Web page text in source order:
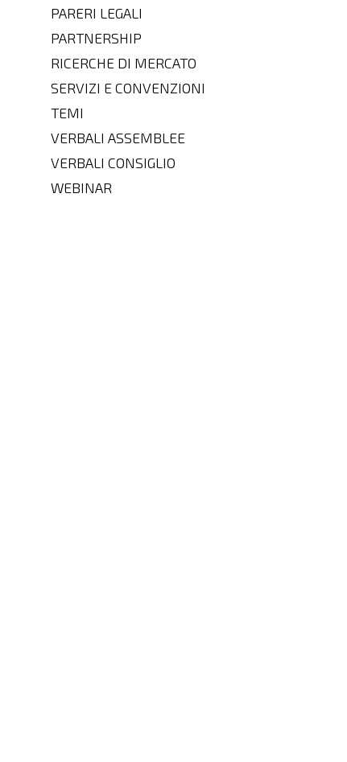
PARERI LEGALI
PARTNERSHIP
RICERCHE DI MERCATO
SERVIZI E CONVENZIONI
TEMI
VERBALI ASSEMBLEE
VERBALI CONSIGLIO
WEBINAR